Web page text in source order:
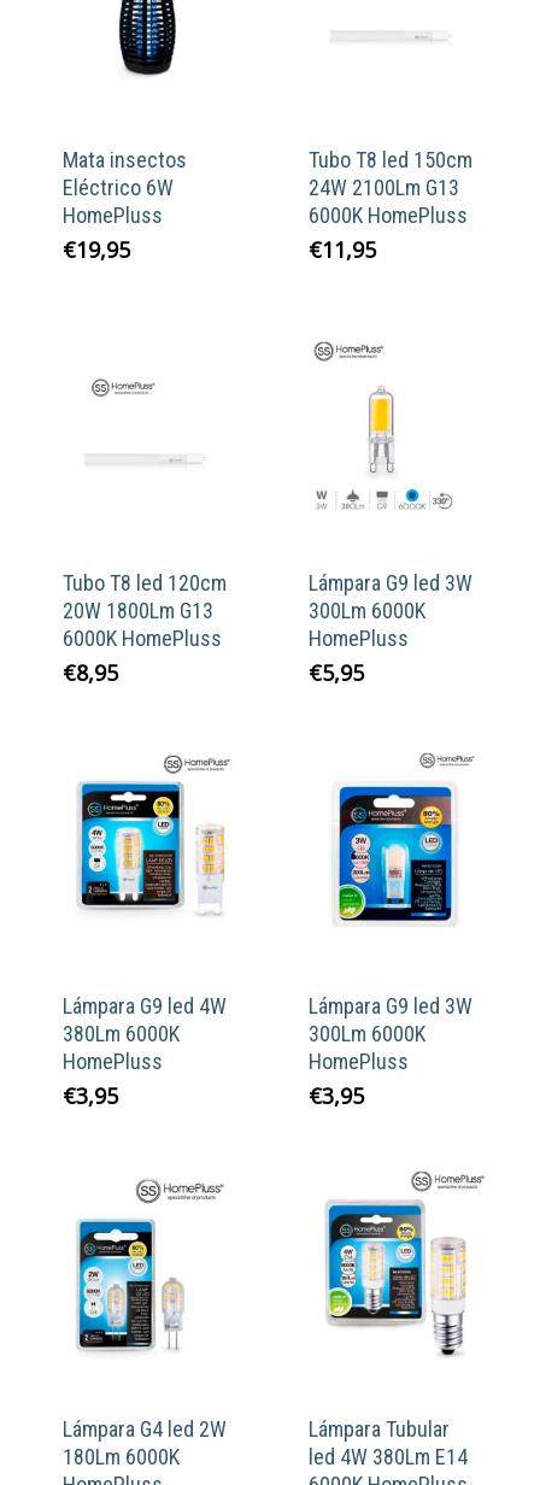
Mata insectos
Eléctrico 6W
HomePluss
€19,95
Tubo T8 led 150cm
24W 2100Lm G13
6000K HomePluss
€11,95
Tubo T8 led 120cm
20W 1800Lm G13
6000K HomePluss
€8,95
Lámpara G9 led 3W
300Lm 6000K
HomePluss
€5,95
Lámpara G9 led 4W
380Lm 6000K
HomePluss
€3,95
Lámpara G9 led 3W
300Lm 6000K
HomePluss
€3,95
Lámpara G4 led 2W
180Lm 6000K
Lámpara Tubular
led 4W 380Lm E14